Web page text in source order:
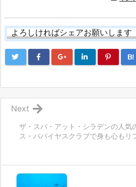
よろしければシェアお願いします
B!
ザ・スパ・アット・シラデンの人気
ス・パパイヤスクラブで身も心もリ
Next